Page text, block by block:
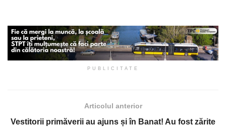
PUBLICITATE
Articolul anterior
Vestitorii primăverii au ajuns și în Banat! Au fost zărite